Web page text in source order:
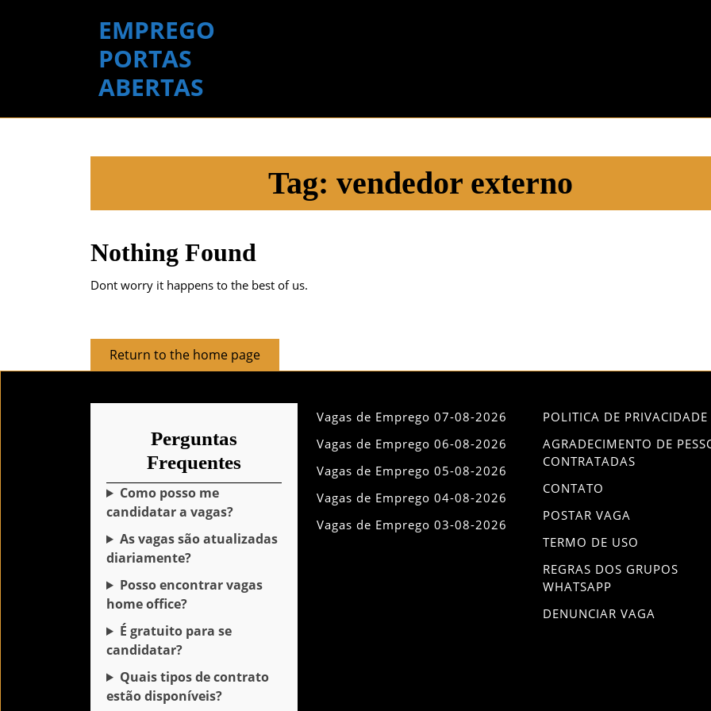
EMPREGO
PORTAS
ABERTAS
Tag: vendedor externo
Nothing Found
Dont worry it happens to the best of us.
Return to the home pageReturn
to
Perguntas
Frequentes
Como posso me
candidatar a vagas?
As vagas são atualizadas
diariamente?
Posso encontrar vagas
home office?
É gratuito para se
candidatar?
Quais tipos de contrato
estão disponíveis?
Vagas de Emprego 07-08-2026
Vagas de Emprego 06-08-2026
Vagas de Emprego 05-08-2026
Vagas de Emprego 04-08-2026
Vagas de Emprego 03-08-2026
POLITICA DE PRIVACIDADE
AGRADECIMENTO DE
CONTRATADAS
CONTATO
POSTAR VAGA
TERMO DE USO
REGRAS DOS GRUPOS
WHATSAPP
DENUNCIAR VAGA